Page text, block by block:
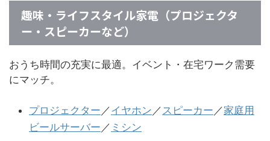
趣味・ライフスタイル家電（プロジェクタ
ー・スピーカーなど）
おうち時間の充実に最適。イベント・在宅ワーク需要
にマッチ。
プロジェクター ／イヤホン ／スピーカー ／家庭用
ビールサーバー ／ ミシン